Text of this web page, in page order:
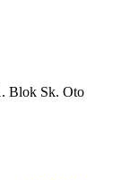
Blok Sk. Oto